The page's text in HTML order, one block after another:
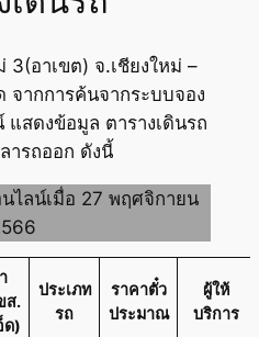
3(อาเขต) จ.เชียงใหม่ –
จากการค้นจากระบบจอง
แสดงข้อมูล ตารางเดินรถ
ารถออก ดังนี้
ไลน์เมื่อ 27 พฤศจิกายน
ส.
ด)
ประเภท
รถ
ราคาตั๋ว
ประมาณ
ผู้ให้
บริการ